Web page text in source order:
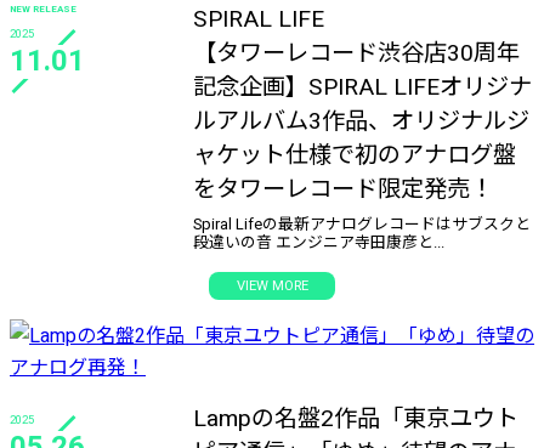
NEW RELEASE
2025
11.01
SPIRAL LIFE
【タワーレコード渋谷店30周年
記念企画】SPIRAL LIFEオリジナ
ルアルバム3作品、オリジナルジ
ャケット仕様で初のアナログ盤
をタワーレコード限定発売！
Spiral Lifeの最新アナログレコードはサブスクと
段違いの音 ――エンジニア寺田康彦と...
VIEW MORE
2025
Lampの名盤2作品「東京ユウト